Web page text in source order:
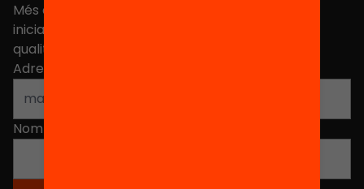
Més de 40.000 persones ja han triat Equitat. Rep
iniciatives, propostes i projectes per millorar la
qualitat de l'educació a Catalunya.
Adreça electrònica
Nom